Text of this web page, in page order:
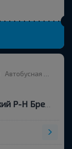
Автобусная остановка